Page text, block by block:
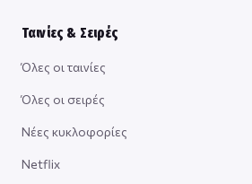
Ταινίες & Σειρές
Όλες οι ταινίες
Όλες οι σειρές
Νέες κυκλοφορίες
Netflix